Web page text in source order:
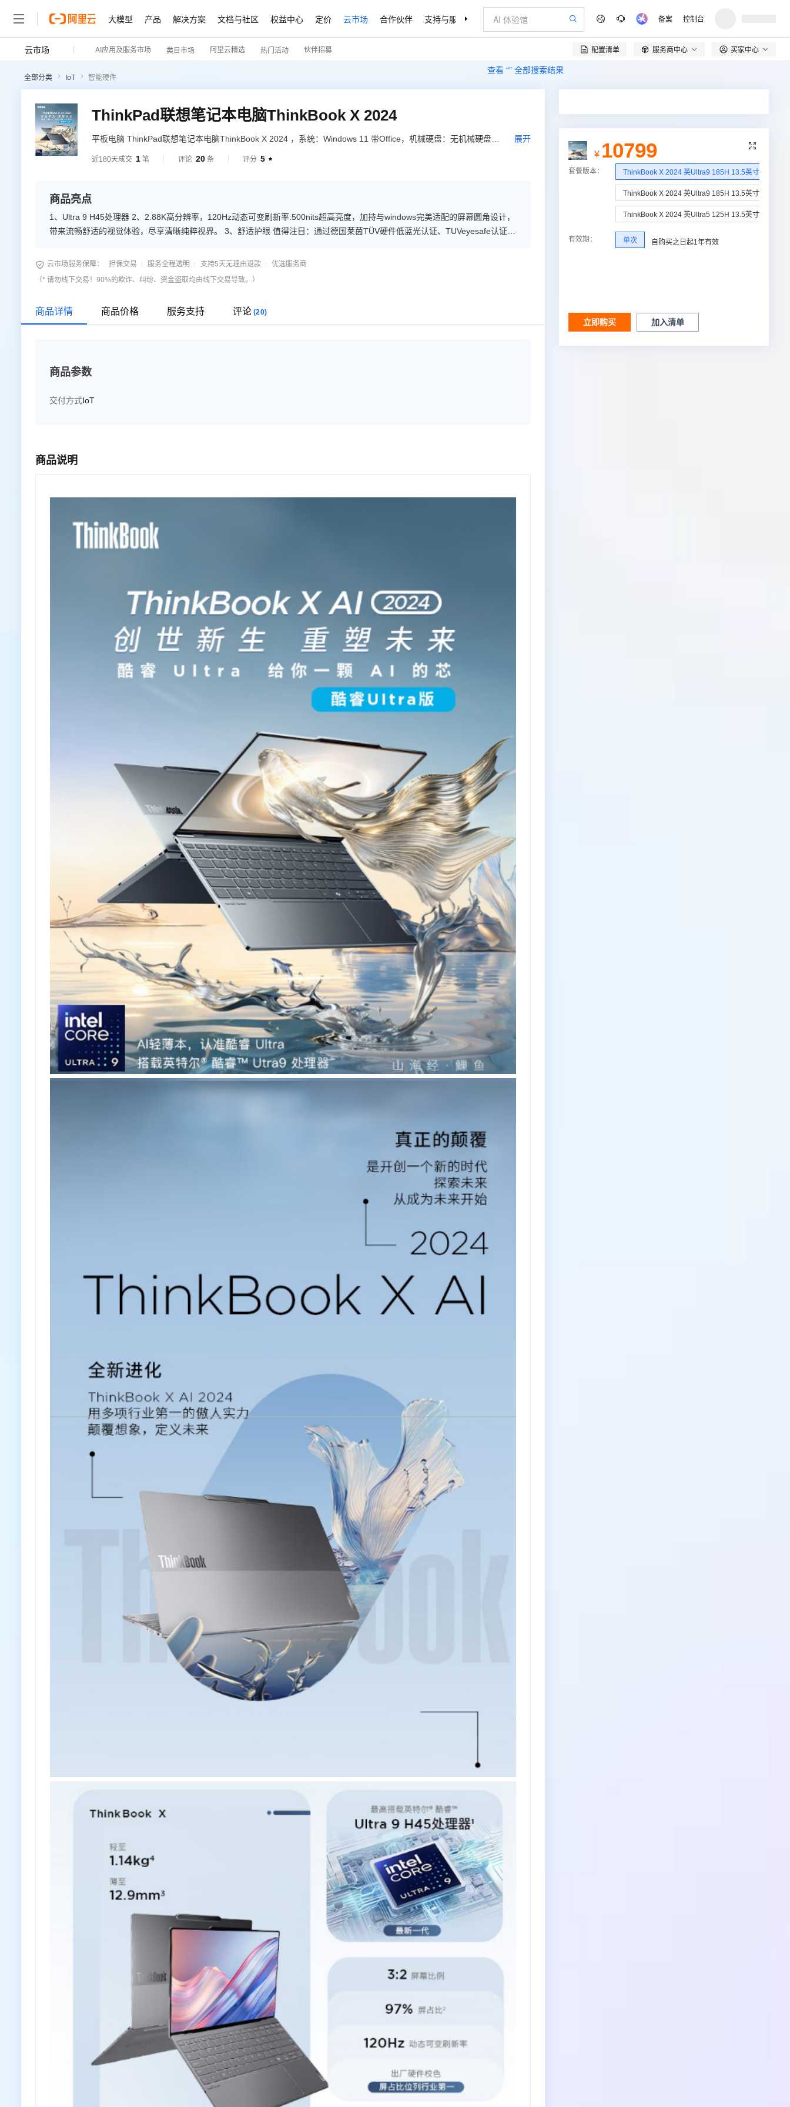
大模型 产品 解决方案 文档与社区 权益中心 定价 云市场 合作伙伴 支持与服务 了解阿里云
查看 “” 全部搜索结果
备案 控制台
云市场 AI应用及服务市场 类目市场 阿里云精选 热门活动 伙伴招募 配置清单  服务商中心 买家中心
全部分类 IoT 智能硬件
ThinkPad联想笔记本电脑ThinkBook X 2024
平板电脑 ThinkPad联想笔记本电脑ThinkBook X 2024 ，系统：Windows 11 带Office，机械硬盘：无机械硬盘，
展开
近180天成交 1 笔 评论 20 条 评分 5 
商品亮点
1、Ultra 9 H45处理器 2、2.88K高分辨率，120Hz动态可变刷新率:500nits超高亮度，加持与windows完美适配的屏幕圆角设计，
带来流畅舒适的视觉体验，尽享清晰纯粹视界。 3、舒适护眼 值得注目：通过德国莱茵TÜV硬件低蓝光认证、TUVeyesafe认证和
 云市场服务保障： 担保交易 服务全程透明 支持5天无理由退款
优选服务商
（* 请勿线下交易！90%的欺诈、纠纷、资金盗取均由线下交易导致。）
商品详情 商品价格 服务支持 评论 (20)
商品参数
交付方式IoT
商品说明

¥ 10799
套餐版本： ThinkBook X 2024 英Ultra9 185H 13.5英寸32G 1T
ThinkBook X 2024 英Ultra9 185H 13.5英寸16G 1T
ThinkBook X 2024 英Ultra5 125H 13.5英寸16G 1T
有效期 ： 单次 自购买之日起1年有效
立即购买 加入清单